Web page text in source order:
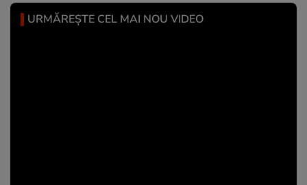
URMĂREȘTE CEL MAI NOU VIDEO